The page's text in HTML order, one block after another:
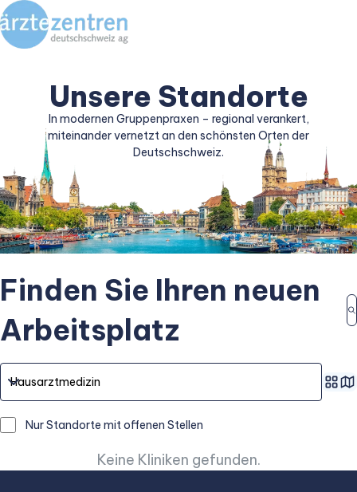
Unsere Standorte
In modernen Gruppenpraxen – regional verankert,
miteinander vernetzt an den schönsten Orten der
Deutschschweiz.
Finden Sie Ihren neuen
Arbeitsplatz
Nur Standorte mit offenen Stellen
Keine Kliniken gefunden.